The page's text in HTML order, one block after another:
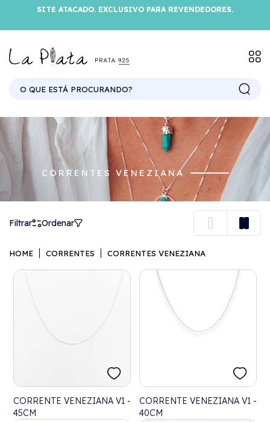
SITE ATACADO. EXCLUSIVO PARA REVENDEDORES.
CORRENTES VENEZIANA
Filtrar Ordenar
HOME CORRENTES CORRENTES VENEZIANA
CORRENTE VENEZIANA V1 -
45CM
CORRENTE VENEZIANA V1 -
40CM